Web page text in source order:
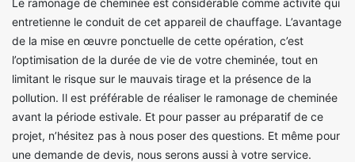
entretienne le conduit de cet appareil de chauffage. L’avantage
de la mise en œuvre ponctuelle de cette opération, c’est
l’optimisation de la durée de vie de votre cheminée, tout en
limitant le risque sur le mauvais tirage et la présence de la
pollution. Il est préférable de réaliser le ramonage de cheminée
avant la période estivale. Et pour passer au préparatif de ce
projet, n’hésitez pas à nous poser des questions. Et même pour
une demande de devis, nous serons aussi à votre service.